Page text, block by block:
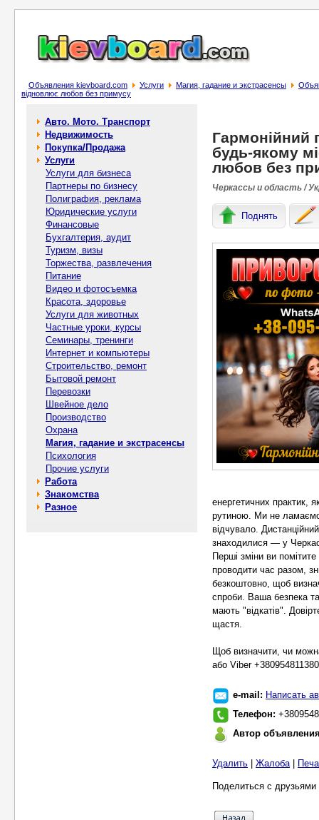
Объявления kievboard.com Услуги Магия, гадание и экстрасенсы
відновлює любов без примусу
Авто. Мото. Транспорт
Недвижимость
Покупка/Продажа
Услуги
Услуги для бизнеса
Партнеры по бизнесу
Полиграфия, реклама
Юридические услуги
Финансовые
Бухгалтерия, аудит
Туризм, визы
Торжества, развлечения
Питание
Видео и фотосъемка
Красота, здоровье
Услуги для животных
Частные уроки, курсы
Семинары, тренинги
Интернет и компьютеры
Строительство, ремонт
Бытовой ремонт
Перевозки
Швейное дело
Производство
Охрана
Магия, гадание и экстрасенсы
Психология
Прочие услуги
Работа
Знакомства
Разное
Гармонійний
будь-якому
любов без
Черкассы и область /
Поднять
енергетичних практик,
рутиною. Ми не
відчувало.
знаходилися — у
Перші зміни ви
проводити час разом,
безкоштовно, щоб
спроби. Ваша безпека
мають "відкатів".
щастя.
Щоб визначити, чи
або Viber +380954811380
e-mail: Написать
Телефон:
Автор
Удалить Жалоба|
Поделиться с